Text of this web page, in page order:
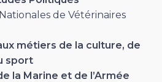
de Vétérinaires
métiers de la culture, de
sport
la Marine et de l’Armée